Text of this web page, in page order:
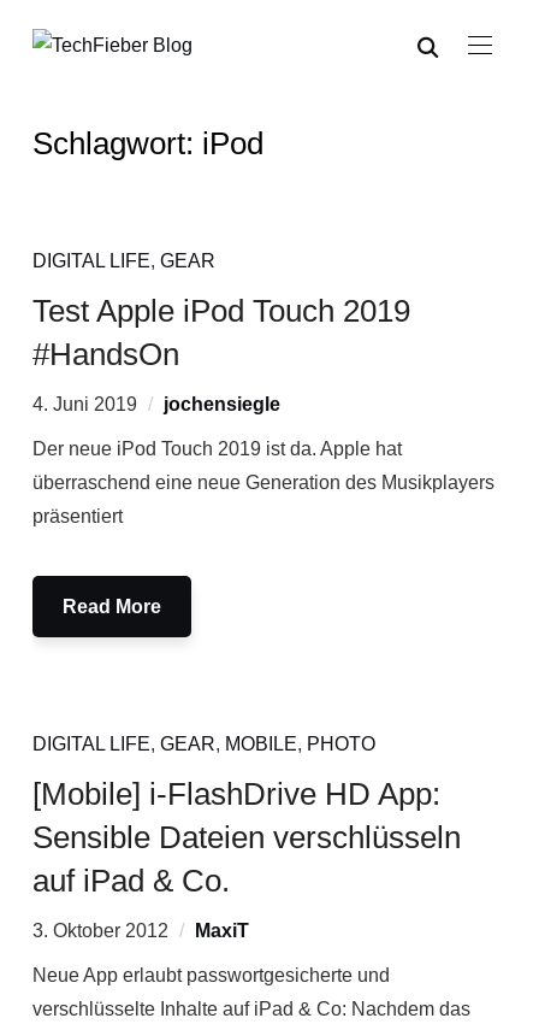
Schlagwort: iPod
DIGITAL LIFE, GEAR
Test Apple iPod Touch 2019
#HandsOn
4. Juni 2019 jochensiegle
Der neue iPod Touch 2019 ist da. Apple hat
überraschend eine neue Generation des Musikplayers
präsentiert
Read More
DIGITAL LIFE, GEAR, MOBILE, PHOTO
[Mobile] i-FlashDrive HD App:
Sensible Dateien verschlüsseln
auf iPad & Co.
3. Oktober 2012 MaxiT
Neue App erlaubt passwortgesicherte und
verschlüsselte Inhalte auf iPad & Co: Nachdem das